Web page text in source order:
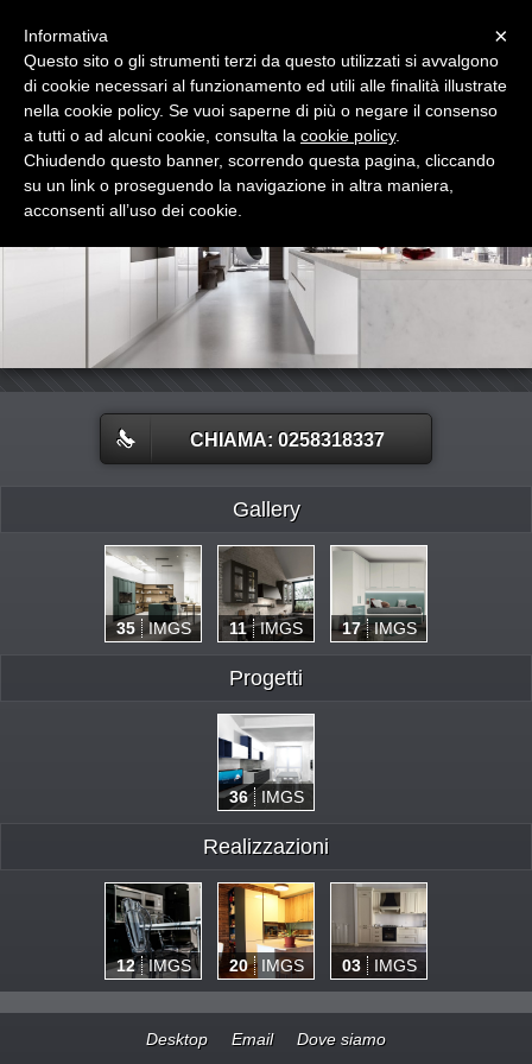
Mobili Villa
Centro cucine e armadi - Arredamenti completi
CHIAMA: 0258318337
Gallery
35 IMGS 11 IMGS 17 IMGS
Progetti
36 IMGS
Realizzazioni
12 IMGS 20 IMGS 03 IMGS
Desktop Email Dove siamo
×
Informativa
Questo sito o gli strumenti terzi da questo utilizzati si avvalgono
di cookie necessari al funzionamento ed utili alle finalità illustrate
nella cookie policy. Se vuoi saperne di più o negare il consenso
a tutti o ad alcuni cookie, consulta la cookie policy.
Chiudendo questo banner, scorrendo questa pagina, cliccando
su un link o proseguendo la navigazione in altra maniera,
acconsenti all’uso dei cookie.